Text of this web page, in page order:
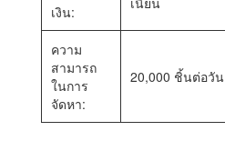
เงิน:
ความ
สามารถ
ในการ
จัดหา:
20,000 ชิ้นต่อวัน